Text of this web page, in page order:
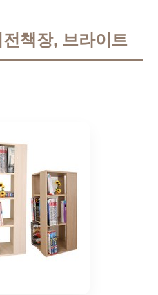
책장, 브라이트